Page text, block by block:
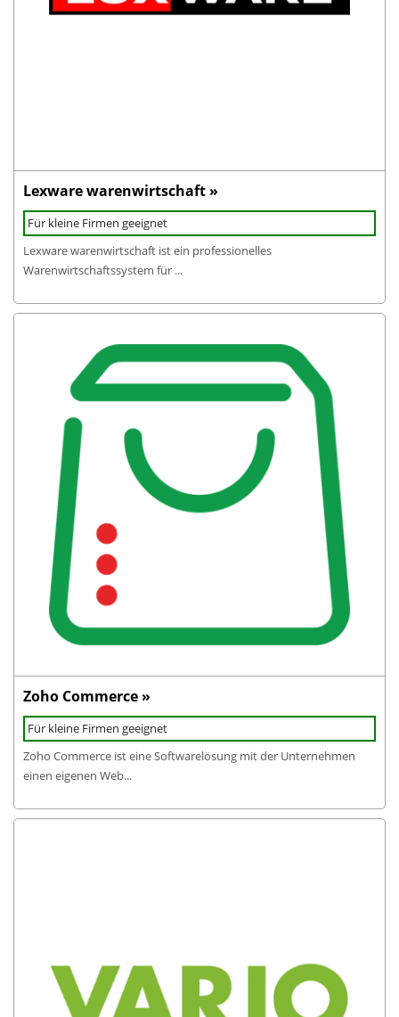
Lexware warenwirtschaft »
Für kleine Firmen geeignet
Lexware warenwirtschaft ist ein professionelles
Warenwirtschaftssystem für ...
Zoho Commerce »
Für kleine Firmen geeignet
Zoho Commerce ist eine Softwarelösung mit der Unternehmen
einen eigenen Web...